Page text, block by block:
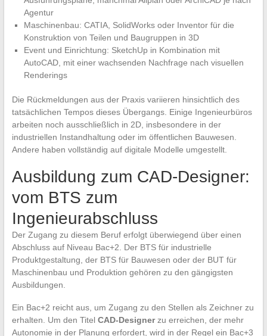
Agentur
Maschinenbau: CATIA, SolidWorks oder Inventor für die
Konstruktion von Teilen und Baugruppen in 3D
Event und Einrichtung: SketchUp in Kombination mit
AutoCAD, mit einer wachsenden Nachfrage nach visuellen
Renderings
Die Rückmeldungen aus der Praxis variieren hinsichtlich des
tatsächlichen Tempos dieses Übergangs. Einige Ingenieurbüros
arbeiten noch ausschließlich in 2D, insbesondere in der
industriellen Instandhaltung oder im öffentlichen Bauwesen.
Andere haben vollständig auf digitale Modelle umgestellt.
Ausbildung zum CAD-Designer:
vom BTS zum
Ingenieurabschluss
Der Zugang zu diesem Beruf erfolgt überwiegend über einen
Abschluss auf Niveau Bac+2. Der BTS für industrielle
Produktgestaltung, der BTS für Bauwesen oder der BUT für
Maschinenbau und Produktion gehören zu den gängigsten
Ausbildungen.
Ein Bac+2 reicht aus, um Zugang zu den Stellen als Zeichner zu
erhalten. Um den Titel CAD-Designerzu erreichen, der mehr
Autonomie in der Planung erfordert, wird in der Regel ein Bac+3